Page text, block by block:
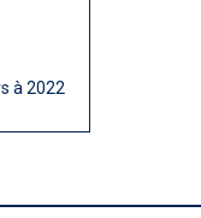
à 2022